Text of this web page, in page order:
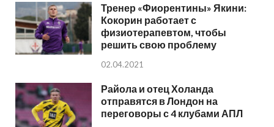
Тренер «Фиорентины» Якини:
Кокорин работает с
физиотерапевтом, чтобы
решить свою проблему
02.04.2021
Райола и отец Холанда
отправятся в Лондон на
переговоры с 4 клубами АПЛ